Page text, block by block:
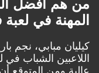
من هم أفضل
المهنة في لعبة
كيليان مبابي، نجم
عالية ومن المتوقع